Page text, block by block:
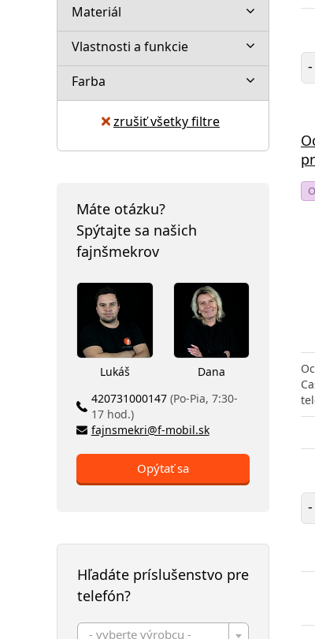
Materiál
Vlastnosti a funkcie
Farba
zrušiť všetky filtre
Máte otázku?
Spýtajte sa našich
fajnšmekrov
Lukáš
Dana
420731000147 (Po-Pia, 7:30-
17 hod.)
fajnsmekri@f-mobil.sk
Opýtať sa
Hľadáte príslušenstvo pre
telefón?
- vyberte výrobcu -
-
-